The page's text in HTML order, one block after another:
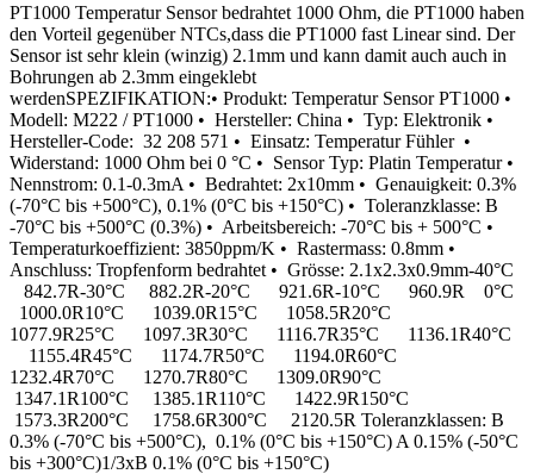
PT1000 Temperatur Sensor bedrahtet 1000 Ohm, die PT1000 haben
den Vorteil gegenüber NTCs,dass die PT1000 fast Linear sind. Der
Sensor ist sehr klein (winzig) 2.1mm und kann damit auch auch in
Bohrungen ab 2.3mm eingeklebt
werdenSPEZIFIKATION:• Produkt: Temperatur Sensor PT1000 •
Modell: M222 / PT1000 • Hersteller: China • Typ: Elektronik •
Hersteller-Code: 32 208 571 • Einsatz: Temperatur Fühler •
Widerstand: 1000 Ohm bei 0 °C • Sensor Typ: Platin Temperatur •
Nennstrom: 0.1-0.3mA • Bedrahtet: 2x10mm • Genauigkeit: 0.3%
(-70°C bis +500°C), 0.1% (0°C bis +150°C) • Toleranzklasse: B
-70°C bis +500°C (0.3%) • Arbeitsbereich: -70°C bis + 500°C •
Temperaturkoeffizient: 3850ppm/K • Rastermass: 0.8mm •
Anschluss: Tropfenform bedrahtet • Grösse: 2.1x2.3x0.9mm-40°C
842.7R-30°C 882.2R-20°C 921.6R-10°C 960.9R 0°C
1000.0R10°C 1039.0R15°C 1058.5R20°C
1077.9R25°C 1097.3R30°C 1116.7R35°C 1136.1R40°C
1155.4R45°C 1174.7R50°C 1194.0R60°C
1232.4R70°C 1270.7R80°C 1309.0R90°C
1347.1R100°C 1385.1R110°C 1422.9R150°C
1573.3R200°C 1758.6R300°C 2120.5R Toleranzklassen: B
0.3% (-70°C bis +500°C), 0.1% (0°C bis +150°C) A 0.15% (-50°C
bis +300°C)1/3xB 0.1% (0°C bis +150°C)